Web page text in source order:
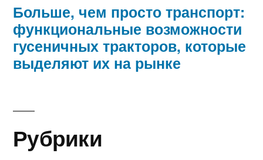
Больше, чем просто транспорт:
функциональные возможности
гусеничных тракторов, которые
выделяют их на рынке
Рубрики